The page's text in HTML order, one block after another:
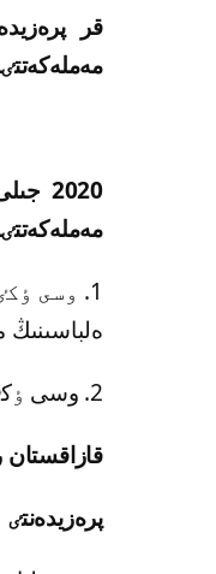
قر
1. وسى ٶكٸمگە
2. وسى ٶكٸم بۇقارالىق اقپارات قۇرالدارىندا جارييالانسىن.
قازاقستان